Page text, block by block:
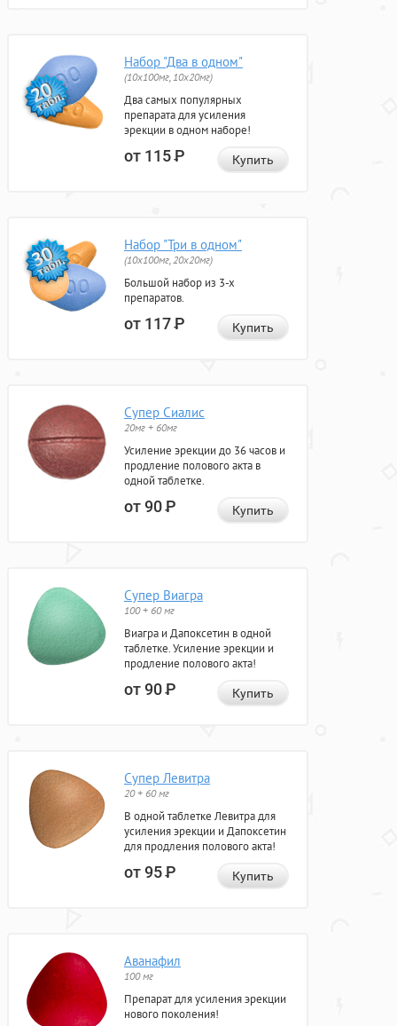
Набор "Два в одном"
(10x100мг, 10x20мг)
Два самых популярных
препарата для усиления
эрекции в одном наборе!
от 115Р Купить
Набор "Три в одном"
(10x100мг, 20x20мг)
Большой набор из 3-х
препаратов.
от 117Р Купить
Супер Сиалис
20мг + 60мг
Усиление эрекции до 36 часов и
продление полового акта в
одной таблетке.
от 90Р Купить
Супер Виагра
100 + 60 мг
Виагра и Дапоксетин в одной
таблетке. Усиление эрекции и
продление полового акта!
от 90Р Купить
Супер Левитра
20 + 60 мг
В одной таблетке Левитра для
усиления эрекции и Дапоксетин
для продления полового акта!
от 95Р Купить
Аванафил
100 мг
Препарат для усиления эрекции
нового поколения!